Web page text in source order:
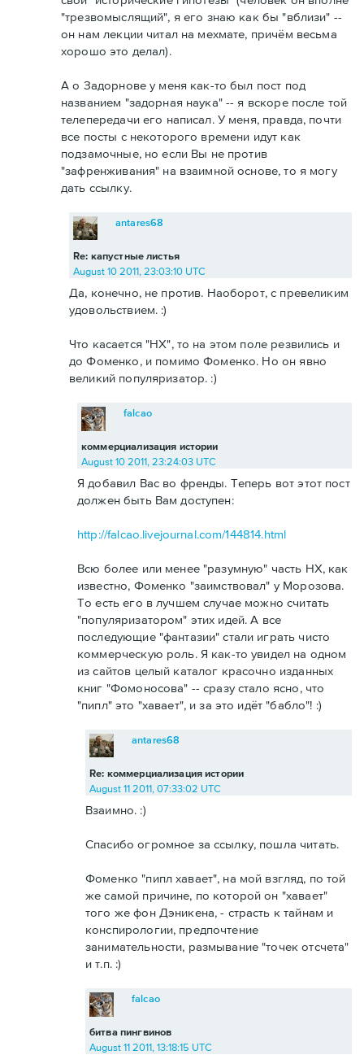
"трезвомыслящий", я его знаю как бы "вблизи" --
он нам лекции читал на мехмате, причём весьма
хорошо это делал).
А о Задорнове у меня как-то был пост под
названием "задорная наука" -- я вскоре после той
телепередачи его написал. У меня, правда, почти
все посты с некоторого времени идут как
подзамочные, но если Вы не против
"зафренживания" на взаимной основе, то я могу
дать ссылку.
Re: капустные листья
antares68
August 10 2011, 23:03:10 UTC
Да, конечно, не против. Наоборот, с превеликим
удовольствием. :)
Что касается "НХ", то на этом поле резвились и
до Фоменко, и помимо Фоменко. Но он явно
великий популяризатор. :)
коммерциализация истории
falcao
August 10 2011, 23:24:03 UTC
Я добавил Вас во френды. Теперь вот этот пост
должен быть Вам доступен:
http://falcao.livejournal.com/144814.html
Всю более или менее "разумную" часть НХ, как
известно, Фоменко "заимствовал" у Морозова.
То есть его в лучшем случае можно считать
"популяризатором" этих идей. А все
последующие "фантазии" стали играть чисто
коммерческую роль. Я как-то увидел на одном
из сайтов целый каталог красочно изданных
книг "Фомоносова" -- сразу стало ясно, что
"пипл" это "хавает", и за это идёт "бабло"! :)
Re: коммерциализация истории
antares68
August 11 2011, 07:33:02 UTC
Взаимно. :)
Спасибо огромное за ссылку, пошла читать.
Фоменко "пипл хавает", на мой взгляд, по той
же самой причине, по которой он "хавает"
того же фон Дэникена, - страсть к тайнам и
конспирологии, предпочтение
занимательности, размывание "точек отсчета"
и т.п. :)
битва пингвинов
falcao
August 11 2011, 13:18:15 UTC